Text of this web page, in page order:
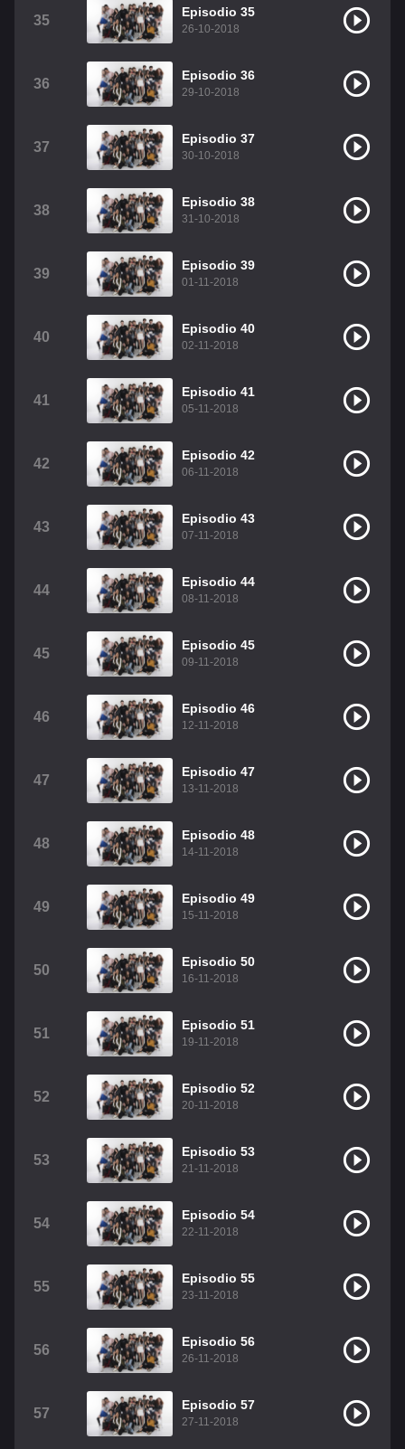
35
Episodio 35
26-10-2018
36
Episodio 36
29-10-2018
37
Episodio 37
30-10-2018
38
Episodio 38
31-10-2018
39
Episodio 39
01-11-2018
40
Episodio 40
02-11-2018
41
Episodio 41
05-11-2018
42
Episodio 42
06-11-2018
43
Episodio 43
07-11-2018
44
Episodio 44
08-11-2018
45
Episodio 45
09-11-2018
46
Episodio 46
12-11-2018
47
Episodio 47
13-11-2018
48
Episodio 48
14-11-2018
49
Episodio 49
15-11-2018
50
Episodio 50
16-11-2018
51
Episodio 51
19-11-2018
52
Episodio 52
20-11-2018
53
Episodio 53
21-11-2018
54
Episodio 54
22-11-2018
55
Episodio 55
23-11-2018
56
Episodio 56
26-11-2018
57
Episodio 57
27-11-2018